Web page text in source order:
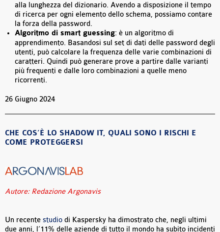
alla lunghezza del dizionario. Avendo a disposizione il tempo
di ricerca per ogni elemento dello schema, possiamo contare
la forza della password.
Algoritmo di smart guessing: è un algoritmo di
apprendimento. Basandosi sul set di dati delle password degli
utenti, può calcolare la frequenza delle varie combinazioni di
caratteri. Quindi può generare prove a partire dalle varianti
più frequenti e dalle loro combinazioni a quelle meno
ricorrenti.
26 Giugno 2024
CHE COS’È LO SHADOW IT, QUALI SONO I RISCHI E
COME PROTEGGERSI
Autore: Redazione Argonavis
Un recente studio di Kaspersky ha dimostrato che, negli ultimi
due anni, l’11% delle aziende di tutto il mondo ha subito incidenti